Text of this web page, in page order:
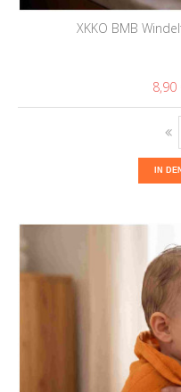
XKKO BMB
8,90
IN